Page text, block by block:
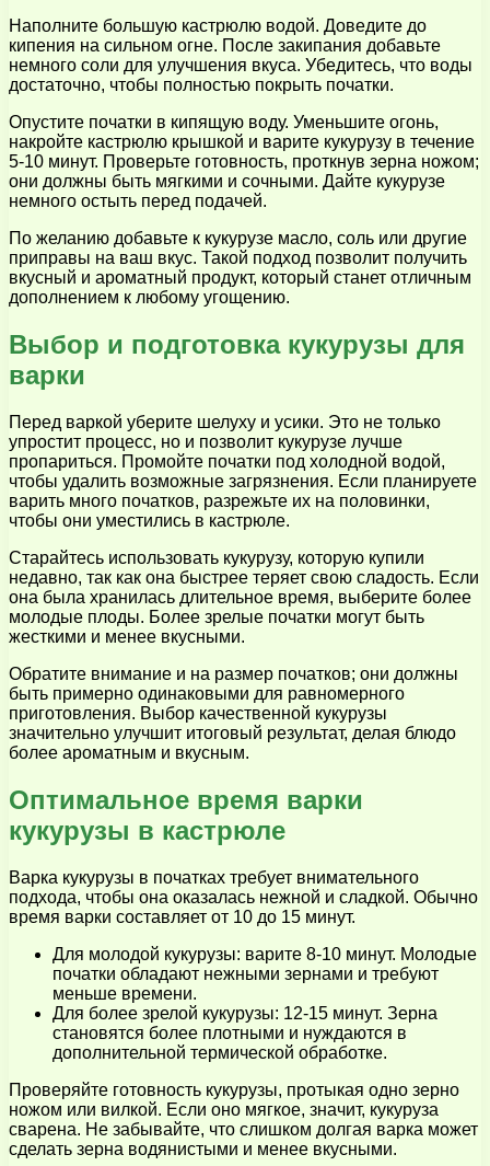
Наполните большую кастрюлю водой. Доведите до
кипения на сильном огне. После закипания добавьте
немного соли для улучшения вкуса. Убедитесь, что воды
достаточно, чтобы полностью покрыть початки.
Опустите початки в кипящую воду. Уменьшите огонь,
накройте кастрюлю крышкой и варите кукурузу в течение
5-10 минут. Проверьте готовность, проткнув зерна ножом;
они должны быть мягкими и сочными. Дайте кукурузе
немного остыть перед подачей.
По желанию добавьте к кукурузе масло, соль или другие
приправы на ваш вкус. Такой подход позволит получить
вкусный и ароматный продукт, который станет отличным
дополнением к любому угощению.
Выбор и подготовка кукурузы для
варки
Перед варкой уберите шелуху и усики. Это не только
упростит процесс, но и позволит кукурузе лучше
пропариться. Промойте початки под холодной водой,
чтобы удалить возможные загрязнения. Если планируете
варить много початков, разрежьте их на половинки,
чтобы они уместились в кастрюле.
Старайтесь использовать кукурузу, которую купили
недавно, так как она быстрее теряет свою сладость. Если
она была хранилась длительное время, выберите более
молодые плоды. Более зрелые початки могут быть
жесткими и менее вкусными.
Обратите внимание и на размер початков; они должны
быть примерно одинаковыми для равномерного
приготовления. Выбор качественной кукурузы
значительно улучшит итоговый результат, делая блюдо
более ароматным и вкусным.
Оптимальное время варки
кукурузы в кастрюле
Варка кукурузы в початках требует внимательного
подхода, чтобы она оказалась нежной и сладкой. Обычно
время варки составляет от 10 до 15 минут.
Для молодой кукурузы: варите 8-10 минут. Молодые
початки обладают нежными зернами и требуют
меньше времени.
Для более зрелой кукурузы: 12-15 минут. Зерна
становятся более плотными и нуждаются в
дополнительной термической обработке.
Проверяйте готовность кукурузы, протыкая одно зерно
ножом или вилкой. Если оно мягкое, значит, кукуруза
сварена. Не забывайте, что слишком долгая варка может
сделать зерна водянистыми и менее вкусными.